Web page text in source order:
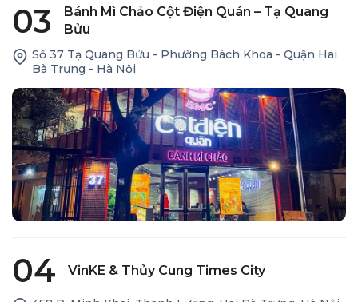
03
Bánh Mì Chảo Cột Điện Quán – Tạ Quang
Bửu
Số 37 Tạ Quang Bửu - Phường Bách Khoa - Quận Hai
Bà Trưng - Hà Nội
04 VinKE & Thủy Cung Times City